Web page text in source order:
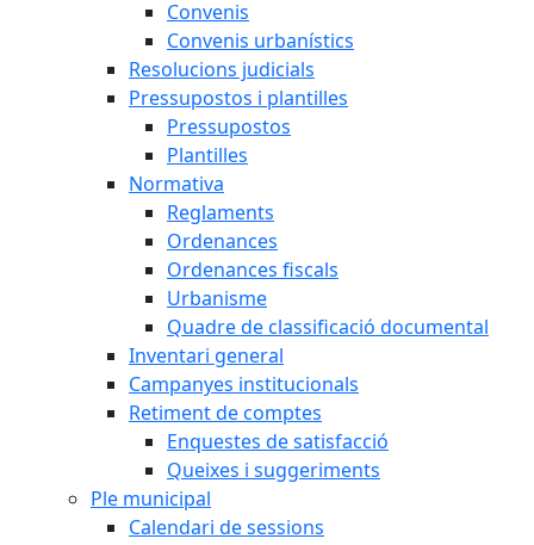
Convenis
Convenis urbanístics
Resolucions judicials
Pressupostos i plantilles
Pressupostos
Plantilles
Normativa
Reglaments
Ordenances
Ordenances fiscals
Urbanisme
Quadre de classificació documental
Inventari general
Campanyes institucionals
Retiment de comptes
Enquestes de satisfacció
Queixes i suggeriments
Ple municipal
Calendari de sessions